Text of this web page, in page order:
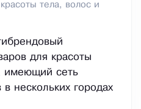
тела, волос и
для красоты
имеющий сеть
нескольких городах